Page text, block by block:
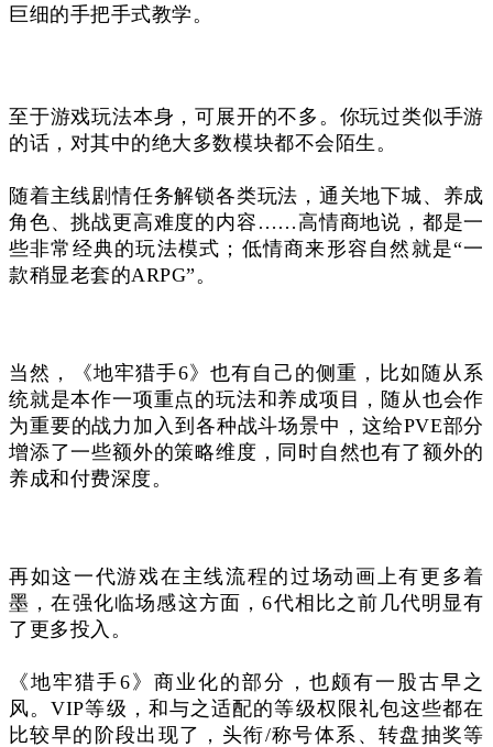
巨细的手把手式教学。
至于游戏玩法本身，可展开的不多。你玩过类似手游
的话，对其中的绝大多数模块都不会陌生。
随着主线剧情任务解锁各类玩法，通关地下城、养成
角色、挑战更高难度的内容……高情商地说，都是一
些非常经典的玩法模式；低情商来形容自然就是“一
款稍显老套的ARPG”。
当然，《地牢猎手6》也有自己的侧重，比如随从系
统就是本作一项重点的玩法和养成项目，随从也会作
为重要的战力加入到各种战斗场景中，这给PVE部分
增添了一些额外的策略维度，同时自然也有了额外的
养成和付费深度。
再如这一代游戏在主线流程的过场动画上有更多着
墨，在强化临场感这方面，6代相比之前几代明显有
了更多投入。
《地牢猎手6》商业化的部分，也颇有一股古早之
风。VIP等级，和与之适配的等级权限礼包这些都在
比较早的阶段出现了，头衔/称号体系、转盘抽奖等